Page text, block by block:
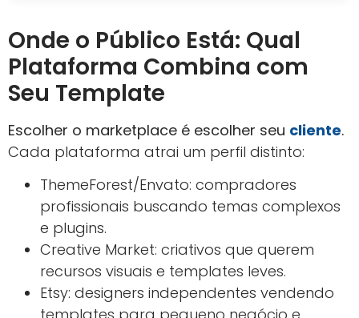
Onde o Público Está: Qual
Plataforma Combina com
Seu Template
Escolher o marketplace é escolher seu cliente.
Cada plataforma atrai um perfil distinto:
ThemeForest/Envato: compradores
profissionais buscando temas complexos
e plugins.
Creative Market: criativos que querem
recursos visuais e templates leves.
Etsy: designers independentes vendendo